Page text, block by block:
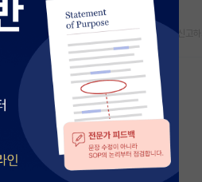
스크랩 신고